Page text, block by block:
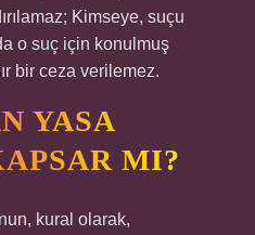
Kimseye, suçu
o suç için konulmuş
bir ceza verilemez.
YASA
MI?
kural olarak,